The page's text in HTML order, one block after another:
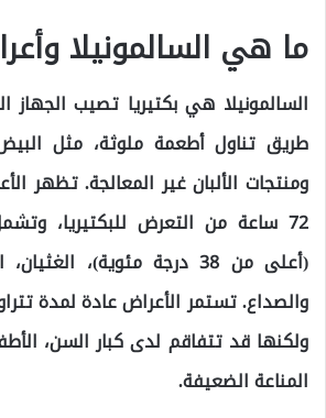
ما هي السالمونيلا
السالمونيلا هي بكتيريا تصيب
طريق تناول أطعمة ملوثة، مثل
72 ساعة من التعرض للبكتيريا،
(أعلى من 38 درجة مئوية)،
ولكنها قد تتفاقم لدى كبار السن،
المناعة الضعيفة.